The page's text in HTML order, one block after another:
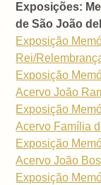
Exposições:
de São João
Exposição
Rei/
Exposição
Acervo João
Exposição
Acervo Família
Exposição
Acervo João
Exposição